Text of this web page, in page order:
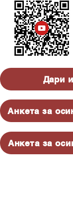
Дари
Анкета за
Анкета за